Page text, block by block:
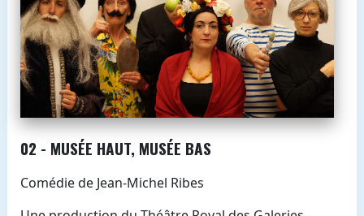
02 - MUSÉE HAUT, MUSÉE BAS
Comédie de Jean-Michel Ribes